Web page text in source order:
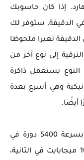
إذا كان حاسوبك
هارد بسرعة 5400 دورة في الدقيقة، ستوفر لك
آخر بسرعة 7200 دورة في الدقيقة تغيرا ملحوظا
إلى نوع آخر من
النوع يستعمل ذاكرة
وهي أسرع بعدة
في المتوسط، قد يوفر لك هارد HDD بسرعة 5400 دورة في
الدقيقة سرعة نقل بيانات تصل إلى 100 ميجابايت في الثانية،